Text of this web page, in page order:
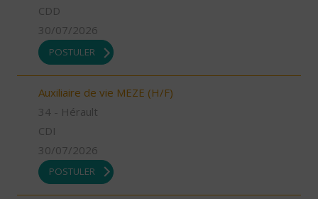
CDD
30/07/2026
POSTULER
Auxiliaire de vie MEZE (H/F)
34 - Hérault
CDI
30/07/2026
POSTULER